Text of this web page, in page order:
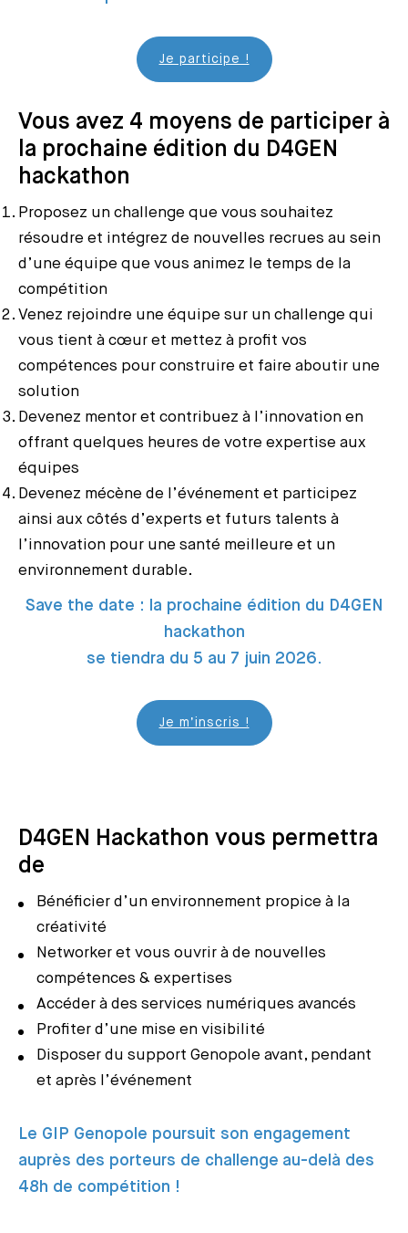
Je participe !
Vous avez 4 moyens de participer à
la prochaine édition du D4GEN
hackathon
Proposez un challenge que vous souhaitez
résoudre et intégrez de nouvelles recrues au sein
d’une équipe que vous animez le temps de la
compétition
Venez rejoindre une équipe sur un challenge qui
vous tient à cœur et mettez à profit vos
compétences pour construire et faire aboutir une
solution
Devenez mentor et contribuez à l’innovation en
offrant quelques heures de votre expertise aux
équipes
Devenez mécène de l’événement et participez
ainsi aux côtés d’experts et futurs talents à
l’innovation pour une santé meilleure et un
environnement durable.
Save the date : la prochaine édition du D4GEN
hackathon
se tiendra du 5 au 7 juin 2026.
Je m’inscris !
D4GEN Hackathon vous permettra
de
Bénéficier d’un environnement propice à la
créativité
Networker et vous ouvrir à de nouvelles
compétences & expertises
Accéder à des services numériques avancés
Profiter d’une mise en visibilité
Disposer du support Genopole avant, pendant
et après l’événement
Le GIP Genopole poursuit son engagement
auprès des porteurs de challenge au-delà des
48h de compétition !